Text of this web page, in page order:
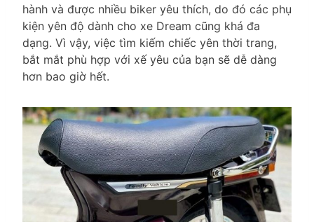
hành và được nhiều biker yêu thích, do đó các phụ
kiện yên độ dành cho xe Dream cũng khá đa
dạng. Vì vậy, việc tìm kiếm chiếc yên thời trang,
bắt mắt phù hợp với xế yêu của bạn sẽ dễ dàng
hơn bao giờ hết.